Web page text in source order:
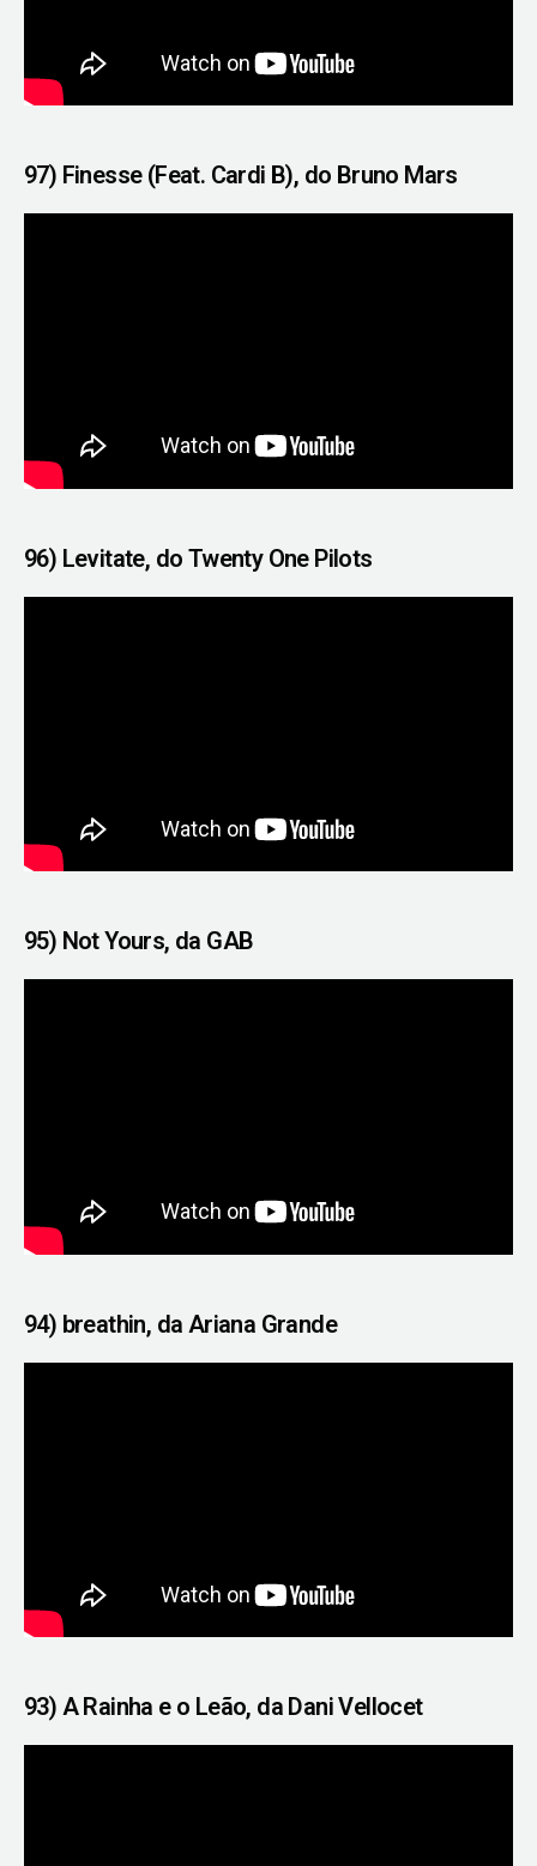
97) Finesse (Feat. Cardi B), do Bruno Mars
96) Levitate, do Twenty One Pilots
95) Not Yours, da GAB
94) breathin, da Ariana Grande
93) A Rainha e o Leão, da Dani Vellocet